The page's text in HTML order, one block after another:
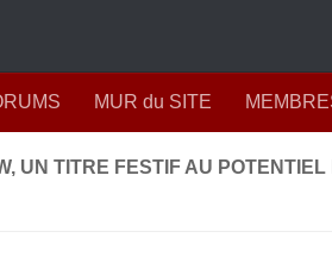
MUR du SITE
UN TITRE FESTIF AU POTENTIEL